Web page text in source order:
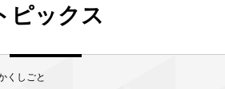
ピックス
くしごと